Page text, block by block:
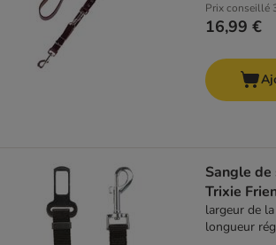
Prix conseillé
16,99 €
Sangle
Trixie
largeur de
longueur